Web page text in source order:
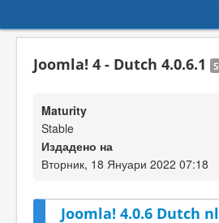
Joomla! 4 - Dutch 4.0.6.1
Maturity
Stable
Издадено на
Вторник, 18 Януари 2022 07:18
Joomla! 4.0.6 Dutch